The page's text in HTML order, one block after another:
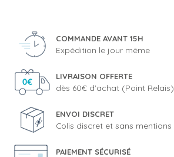
COMMANDE AVANT 15H
Expédition le jour même
LIVRAISON OFFERTE
dès 60€ d'achat (Point Relais)
ENVOI DISCRET
Colis discret et sans mentions
PAIEMENT SÉCURISÉ